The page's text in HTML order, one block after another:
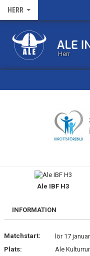
HERR
Herr
BILDGALLERI
DOKUMENT
Ale IBF H3
INFORMATION
Matchstart:
lör 17
Plats:
Ale